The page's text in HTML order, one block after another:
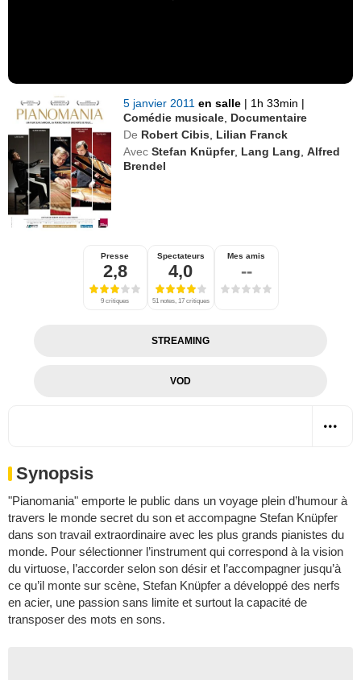
5 janvier 2011en salle | 1h 33min |
Comédie musicale Documentaire
De Robert Cibis
Lilian Franck
Avec Stefan Knüpfer, Lang Lang ,Alfred
Brendel
Presse
2,8
9 critiques
Spectateurs
4,0
51 notes, 17 critiques
Mes amis
--
STREAMING
VOD
Synopsis
"Pianomania" emporte le public dans un voyage plein d’humour à
travers le monde secret du son et accompagne Stefan Knüpfer
dans son travail extraordinaire avec les plus grands pianistes du
monde. Pour sélectionner l’instrument qui correspond à la vision
du virtuose, l’accorder selon son désir et l’accompagner jusqu’à
ce qu’il monte sur scène, Stefan Knüpfer a développé des nerfs
en acier, une passion sans limite et surtout la capacité de
transposer des mots en sons.